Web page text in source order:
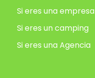
Si eres una empresa
Si eres un camping
Si eres una Agencia